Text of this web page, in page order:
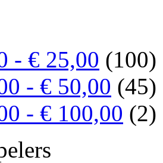
- € 25,00 (100)
- € 50,00 (45)
- € 100,00 (2)